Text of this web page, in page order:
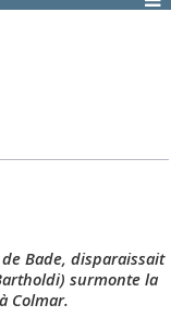
Bade, disparaissait
surmonte la
Colmar.